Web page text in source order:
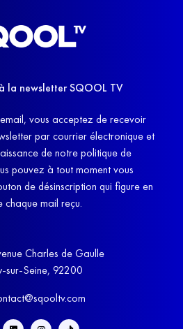
la newsletter SQOOL TV
vous acceptez de recevoir
par courrier électronique et
de notre politique de
pouvez à tout moment vous
de désinscription qui figure en
chaque mail reçu.
Charles de Gaulle
sur-Seine, 92200